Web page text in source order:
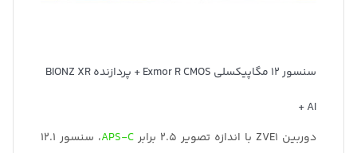
سنسور 12 مگاپیکسلی Exmor R CMOS + پردازنده BIONZ XR
+ AI
دوربین ZVE1 با اندازه تصویر 2.5 برابر
APS-C
، سنسور 12.1